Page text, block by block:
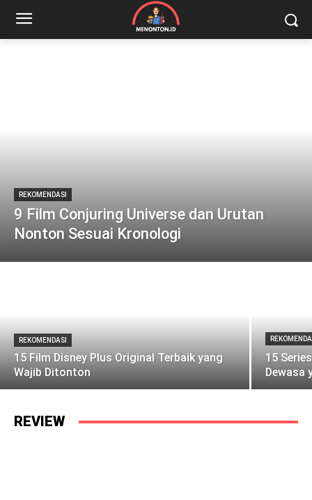
REKOMENDASI
9 Film Conjuring Universe dan Urutan
Nonton Sesuai Kronologi
REKOMENDASI
15 Film Disney Plus Original Terbaik yang
Wajib Ditonton
15
Dewasa
REVIEW